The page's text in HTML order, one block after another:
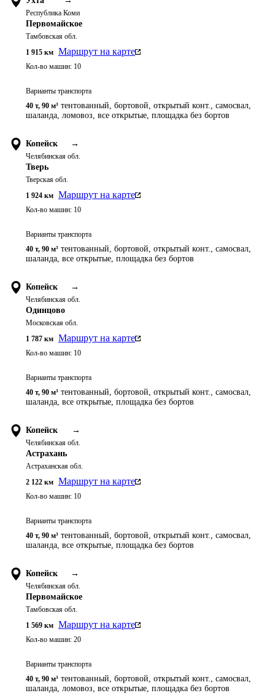
Республика Коми
Первомайское
Тамбовская обл.
1 915 км Маршрут на карте
Кол-во машин: 10
Варианты транспорта
40 т, 90 м³ тентованный, бортовой, открытый конт., самосвал,
шаланда, ломовоз, все открытые, площадка без бортов
Копейск →
Челябинская обл.
Тверь
Тверская обл.
1 924 км Маршрут на карте
Кол-во машин: 10
Варианты транспорта
40 т, 90 м³ тентованный, бортовой, открытый конт., самосвал,
шаланда, все открытые, площадка без бортов
Копейск →
Челябинская обл.
Одинцово
Московская обл.
1 787 км Маршрут на карте
Кол-во машин: 10
Варианты транспорта
40 т, 90 м³ тентованный, бортовой, открытый конт., самосвал,
шаланда, все открытые, площадка без бортов
Копейск →
Челябинская обл.
Астрахань
Астраханская обл.
2 122 км Маршрут на карте
Кол-во машин: 10
Варианты транспорта
40 т, 90 м³ тентованный, бортовой, открытый конт., самосвал,
шаланда, все открытые, площадка без бортов
Копейск →
Челябинская обл.
Первомайское
Тамбовская обл.
1 569 км Маршрут на карте
Кол-во машин: 20
Варианты транспорта
40 т, 90 м³ тентованный, бортовой, открытый конт., самосвал,
шаланда, ломовоз, все открытые, площадка без бортов